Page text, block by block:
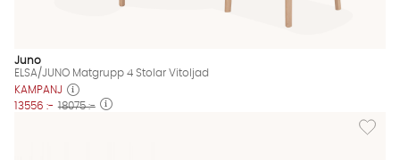
Juno
ELSA/JUNO Matgrupp 4 Stolar Vitoljad
KAMPANJ
13556 :- 18075 :-
Lägg